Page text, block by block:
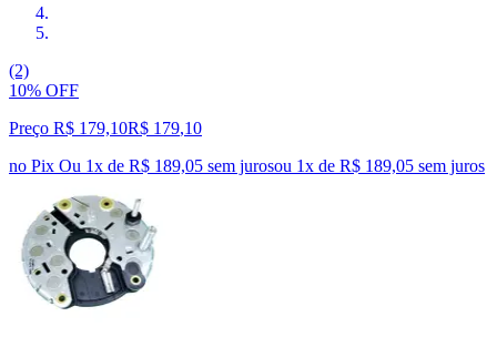
(2)
10% OFF
Preço R$ 179,10R$ 179,10
no Pix Ou 1x de R$ 189,05 sem jurosou 1x de R$ 189,05 sem juros